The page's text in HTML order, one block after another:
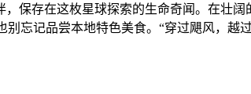
保存在这枚星球探索的生命奇闻。在壮阔
别忘记品尝本地特色美食。“穿过飓风，越